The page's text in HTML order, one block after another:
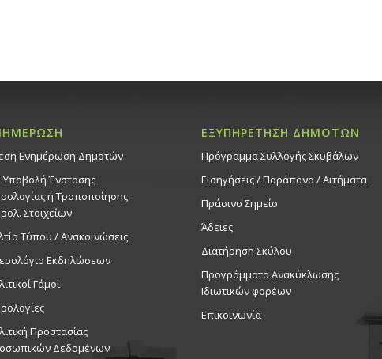
Ενημέρωση Δημοτών
Υποβολή Ένστασης
ή Τροποποίησης
Στοιχείων
Τύπου / Ανακοινώσεις
Εκδηλώσεων
Γάμοι
Προστασίας
Δεδομένων
ΕΞΥΠΗΡΕΤΗΣΗ ΔΗΜΟΤΩΝ
Πρόγραμμα Συλλογής Σκυβάλων
Εισηγήσεις / Παράπονα / Αιτήματα
Πράσινο Σημείο
Άδειες
Διατήρηση Σκύλου
Προγράμματα Ανακύκλωσης
Ιδιωτικών φορέων
Επικοινωνία